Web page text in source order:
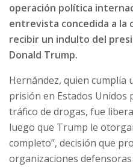
operación política
entrevista concedida a la
recibir un indulto del
Donald Trump.
Hernández, quien cumplía
prisión en Estados Unidos
tráfico de drogas, fue
luego que Trump le
completo”, decisión que
organizaciones